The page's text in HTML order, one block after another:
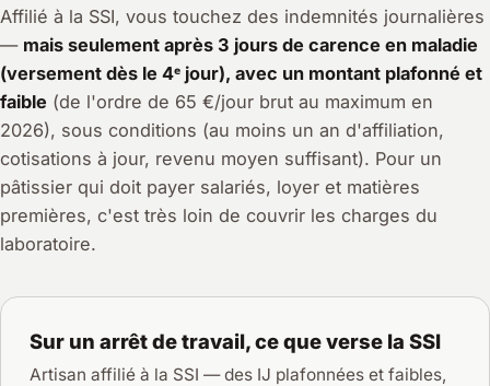
Affilié à la SSI, vous touchez des indemnités journalières
— mais seulement après 3 jours de carence en maladie
(versement dès le 4ᵉ jour), avec un montant plafonné et
faible (de l'ordre de 65 €/jour brut au maximum en
2026), sous conditions (au moins un an d'affiliation,
cotisations à jour, revenu moyen suffisant). Pour un
pâtissier qui doit payer salariés, loyer et matières
premières, c'est très loin de couvrir les charges du
laboratoire.
Sur un arrêt de travail, ce que verse la SSI
Artisan affilié à la SSI — des IJ plafonnées et faibles,